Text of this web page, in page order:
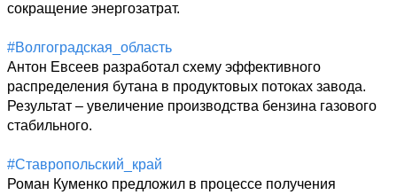
сокращение энергозатрат.
#Волгоградская_область
Антон Евсеев разработал схему эффективного
распределения бутана в продуктовых потоках завода.
Результат – увеличение производства бензина газового
стабильного.
#Ставропольский_край
Роман Куменко предложил в процессе получения